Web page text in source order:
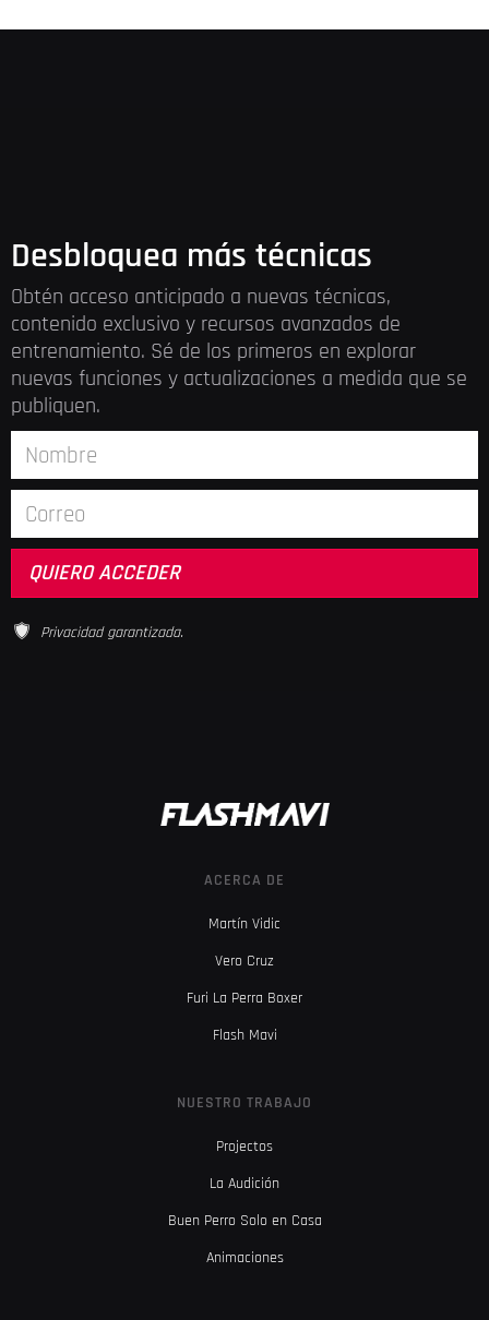
Desbloquea más técnicas
Obtén acceso anticipado a nuevas técnicas,
contenido exclusivo y recursos avanzados de
entrenamiento. Sé de los primeros en explorar
nuevas funciones y actualizaciones a medida que se
publiquen.
Privacidad garantizada.
ACERCA DE
Martín Vidic
Vero Cruz
Furi La Perra Boxer
Flash Mavi
NUESTRO TRABAJO
Projectos
La Audición
Buen Perro Solo en Casa
Animaciones